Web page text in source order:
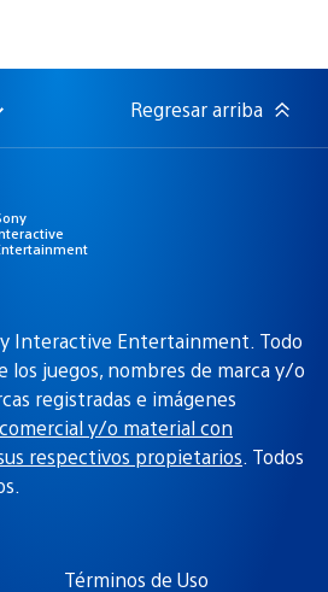
Regresar arriba
Interactive Entertainment. Todo
juegos, nombres de marca y/o
registradas e imágenes
y/o material con
respectivos propietarios. Todos
Términos de Uso